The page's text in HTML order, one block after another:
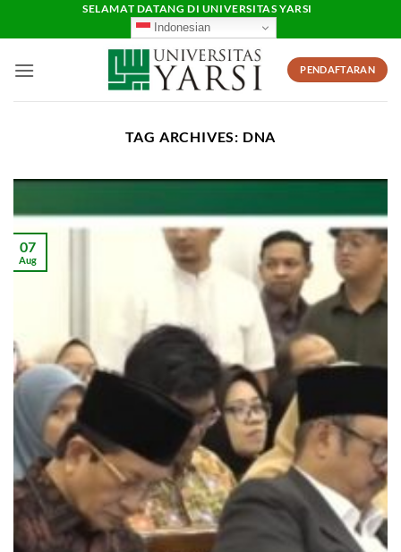
SELAMAT DATANG DI UNIVERSITAS YARSI
Indonesian
PENDAFTARAN
TAG ARCHIVES: DNA
07
Aug